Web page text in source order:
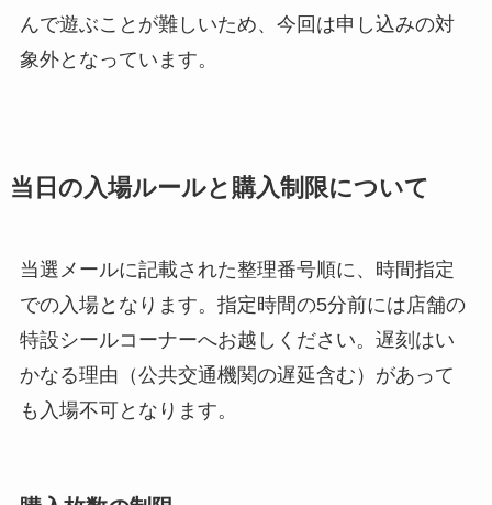
んで遊ぶことが難しいため、今回は申し込みの対
象外となっています。
当日の入場ルールと購入制限について
当選メールに記載された整理番号順に、時間指定
での入場となります。指定時間の5分前には店舗の
特設シールコーナーへお越しください。遅刻はい
かなる理由（公共交通機関の遅延含む）があって
も入場不可となります。